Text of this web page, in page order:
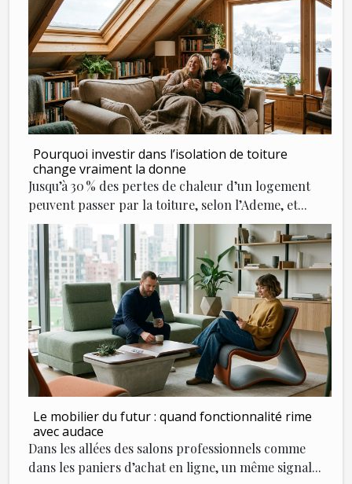
Pourquoi investir dans l’isolation de toiture
change vraiment la donne
Jusqu’à 30 % des pertes de chaleur d’un logement
peuvent passer par la toiture, selon l’Ademe, et...
Le mobilier du futur : quand fonctionnalité rime
avec audace
Dans les allées des salons professionnels comme
dans les paniers d’achat en ligne, un même signal...